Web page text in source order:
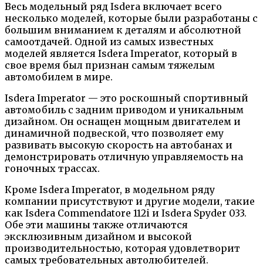
Весь модельный ряд Isdera включает всего
несколько моделей, которые были разработаны с
большим вниманием к деталям и абсолютной
самоотдачей. Одной из самых известных
моделей является Isdera Imperator, который в
свое время был признан самым тяжелым
автомобилем в мире.
Isdera Imperator — это роскошный спортивный
автомобиль с задним приводом и уникальным
дизайном. Он оснащен мощным двигателем и
динамичной подвеской, что позволяет ему
развивать высокую скорость на автобанах и
демонстрировать отличную управляемость на
гоночных трассах.
Кроме Isdera Imperator, в модельном ряду
компании присутствуют и другие модели, такие
как Isdera Commendatore 112i и Isdera Spyder 033.
Обе эти машины также отличаются
эксклюзивным дизайном и высокой
производительностью, которая удовлетворит
самых требовательных автолюбителей.